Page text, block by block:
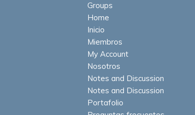
Groups
Home
Inicio
Miembros
My Account
Nosotros
Notes and Discussion
Notes and Discussion
Portafolio